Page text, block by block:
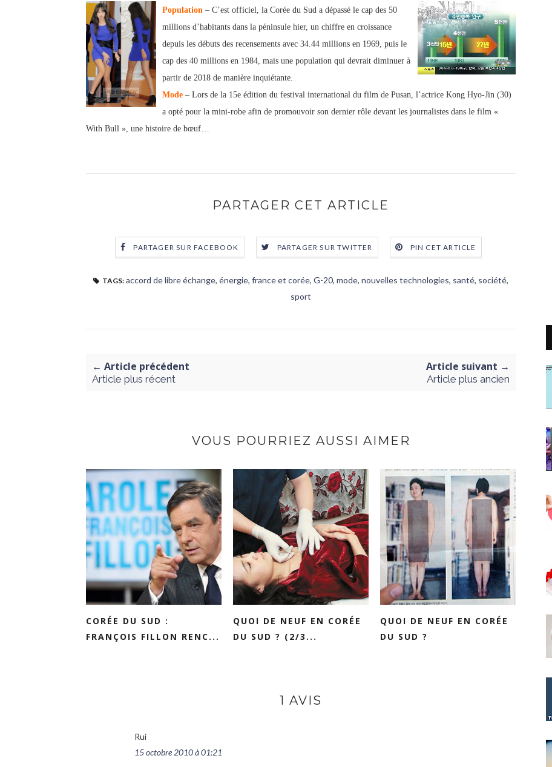
Population – C’est officiel, la Corée du Sud a dépassé le cap des 50
millions d’habitants dans la péninsule hier, un chiffre en croissance
depuis les débuts des recensements avec 34.44 millions en 1969, puis le
cap des 40 millions en 1984, mais une population qui devrait diminuer à
partir de 2018 de manière inquiétante.
Mode – Lors de la 15e édition du festival international du film de Pusan, l’actrice Kong Hyo-Jin (30)
a opté pour la mini-robe afin de promouvoir son dernier rôle devant les journalistes dans le film «
With Bull », une histoire de bœuf…
PARTAGER CET ARTICLE
PARTAGER SUR FACEBOOK PARTAGER SUR TWITTER PIN CET ARTICLE
TAGS: accord de libre échange, énergie, france et corée, G-20, mode, nouvelles technologies, santé, société,
sport
← Article précédent
Article plus récent
Article suivant →
Article plus ancien
VOUS POURRIEZ AUSSI AIMER
CORÉE DU SUD :
FRANÇOIS FILLON RENC...
QUOI DE NEUF EN CORÉE
DU SUD ? (2/3...
QUOI DE NEUF EN CORÉE
DU SUD ?
1 AVIS
Rui
15 octobre 2010 à 01:21